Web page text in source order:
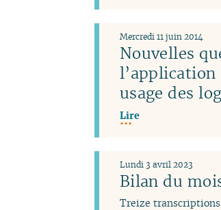
Nouvelles
usage des
Mercredi 11 juin 2014
Lire
Bilan du
Lundi 3 avril 2023
Treize transcriptions